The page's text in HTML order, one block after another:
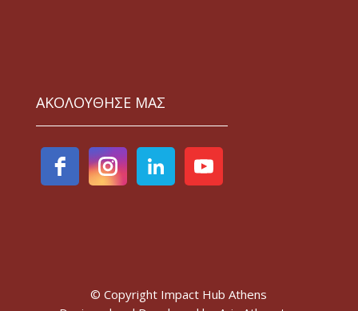
ΑΚΟΛΟΥΘΗΣΕ ΜΑΣ
© Copyright Impact Hub Athens